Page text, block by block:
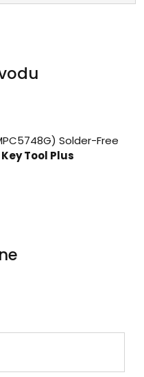
Solder-Free
Tool Plus